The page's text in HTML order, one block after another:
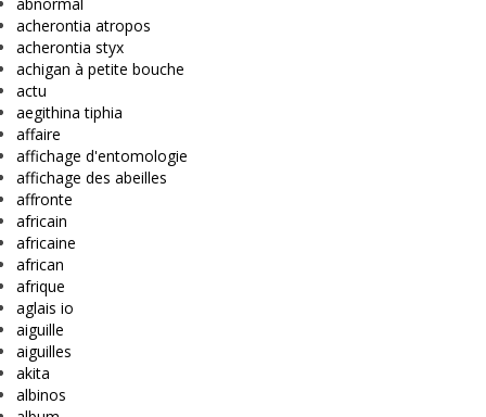
acherontia atropos
acherontia styx
achigan à petite bouche
actu
aegithina tiphia
affaire
affichage d'entomologie
affichage des abeilles
affronte
africain
africaine
african
afrique
aglais io
aiguille
aiguilles
akita
albinos